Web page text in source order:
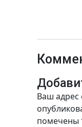
Ваш адрес
помечены